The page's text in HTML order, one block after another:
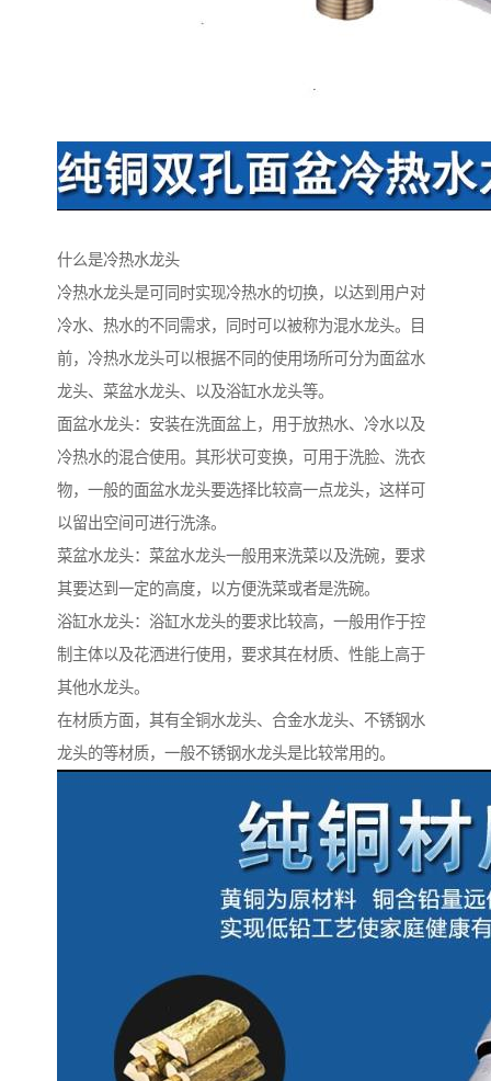
什么是冷热水龙头
冷热水龙头是可同时实现冷热水的切换，以达到用户对
冷水、热水的不同需求，同时可以被称为混水龙头。目
前，冷热水龙头可以根据不同的使用场所可分为面盆水
龙头、菜盆水龙头、以及浴缸水龙头等。
面盆水龙头：安装在洗面盆上，用于放热水、冷水以及
冷热水的混合使用。其形状可变换，可用于洗脸、洗衣
物，一般的面盆水龙头要选择比较高一点龙头，这样可
以留出空间可进行洗涤。
菜盆水龙头：菜盆水龙头一般用来洗菜以及洗碗，要求
其要达到一定的高度，以方便洗菜或者是洗碗。
浴缸水龙头：浴缸水龙头的要求比较高，一般用作于控
制主体以及花洒进行使用，要求其在材质、性能上高于
其他水龙头。
在材质方面，其有全铜水龙头、合金水龙头、不锈钢水
龙头的等材质，一般不锈钢水龙头是比较常用的。